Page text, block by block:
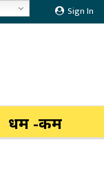
Sign In
धर्म -कर्म